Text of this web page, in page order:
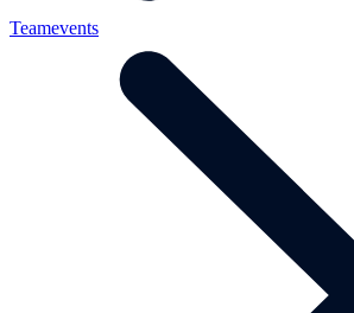
Teamevents